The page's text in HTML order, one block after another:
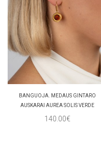
BANGUOJA. MEDAUS GINTARO
AUSKARAI AUREA SOLIS VERDE
140.00€